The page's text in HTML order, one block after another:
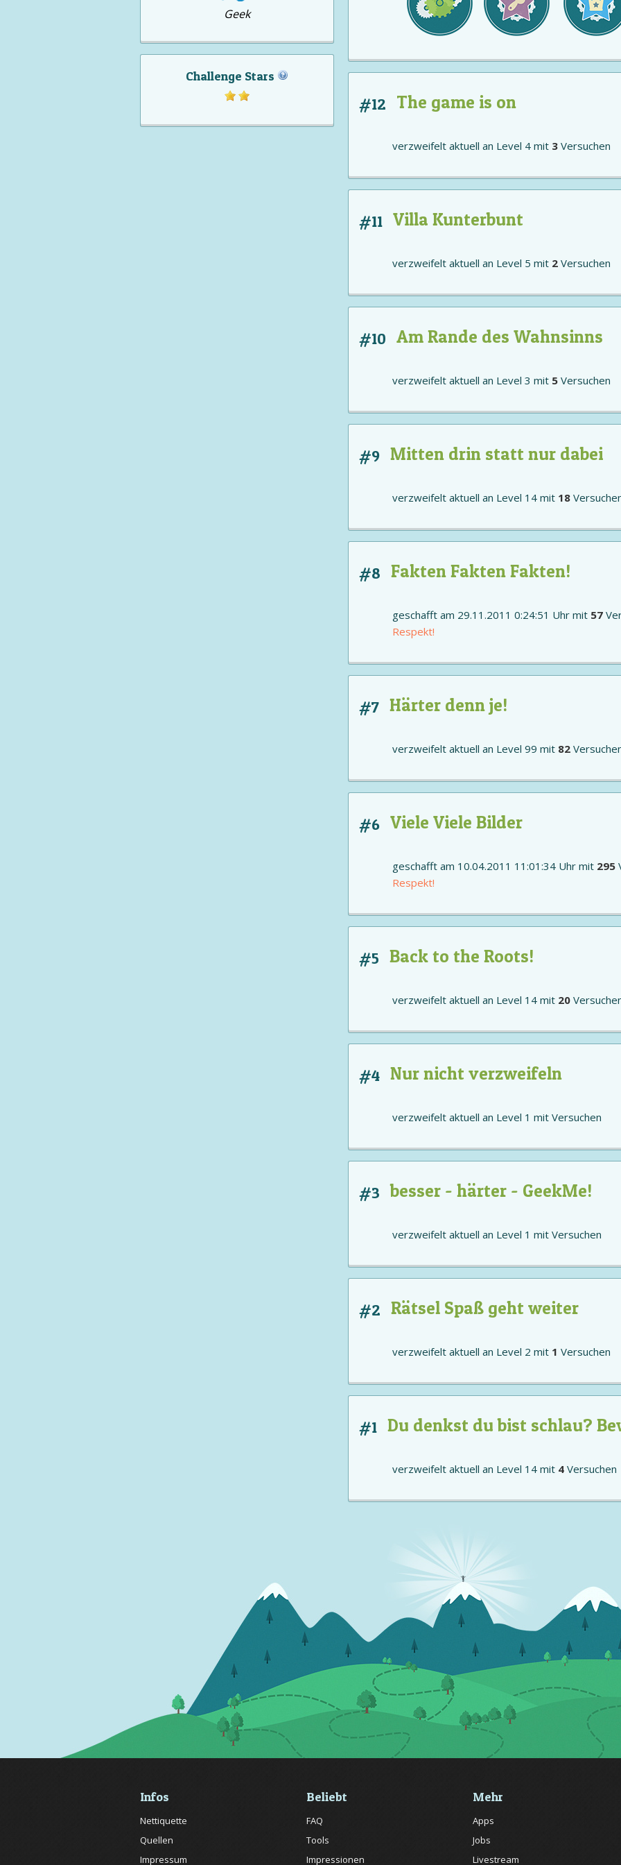
Geek
Challenge Stars
#12 The game is on
verzweifelt aktuell an Level 4mit 3Versuchen
#11 Villa Kunterbunt
verzweifelt aktuell an Level 5 mit 2Versuchen
#10 Am Rande des Wahnsinns
verzweifelt aktuell an Level 3 mit 5Versuchen
#9 Mitten drin statt nur dabei
verzweifelt aktuell an Level 14mit 18
#8 Fakten Fakten Fakten!
geschafft am 29.11.2011 0:24:51 Uhr mit 57
Respekt!
#7 Härter denn je!
verzweifelt aktuell an Level 99 mit 82
#6 Viele Viele Bilder
geschafft am 10.04.2011 11:01:34 Uhr mit 295
Respekt!
#5 Back to the Roots!
verzweifelt aktuell an Level 14mit 20
#4 Nur nicht verzweifeln
verzweifelt aktuell an Level 1 mit Versuchen
#3 besser - härter - GeekMe!
verzweifelt aktuell an Level 1 mit Versuchen
#2 Rätsel Spaß geht weiter
verzweifelt aktuell an Level 2 mit 1 Versuchen
#1 Du denkst du bist schlau?
verzweifelt aktuell an Level 14mit 4Versuchen
Infos
Nettiquette
Quellen
Impressum
Beliebt
FAQ
Tools
Impressionen
Mehr
Apps
Jobs
Livestream